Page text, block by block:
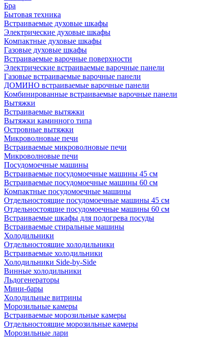
Бра
Бытовая техника
Встраиваемые духовые шкафы
Электрические духовые шкафы
Компактные духовые шкафы
Газовые духовые шкафы
Встраиваемые варочные поверхности
Электрические встраиваемые варочные панели
Газовые встраиваемые варочные панели
ДОМИНО встраиваемые варочные панели
Комбинированные встраиваемые варочные панели
Вытяжки
Встраиваемые вытяжки
Вытяжки каминного типа
Островные вытяжки
Микроволновые печи
Встраиваемые микроволновые печи
Микроволновые печи
Посудомоечные машины
Встраиваемые посудомоечные машины 45 см
Встраиваемые посудомоечные машины 60 см
Компактные посудомоечные машины
Отдельностоящие посудомоечные машины 45 см
Отдельностоящие посудомоечные машины 60 см
Встраиваемые шкафы для подогрева посуды
Встраиваемые стиральные машины
Холодильники
Отдельностоящие холодильники
Встраиваемые холодильники
Холодильники Side-by-Side
Винные холодильники
Льдогенераторы
Мини-бары
Холодильные витрины
Морозильные камеры
Встраиваемые морозильные камеры
Отдельностоящие морозильные камеры
Морозильные лари